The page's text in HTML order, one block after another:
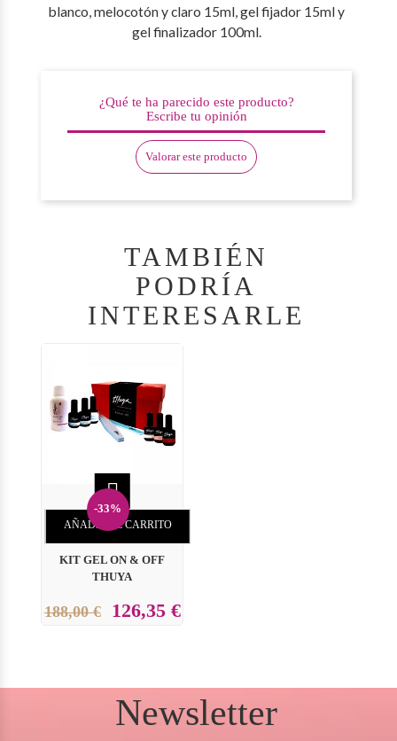
blanco, melocotón y claro 15ml, gel fijador 15ml y
gel finalizador 100ml.
¿Qué te ha parecido este producto?
Escribe tu opinión
Valorar este producto
TAMBIÉN
PODRÍA
INTERESARLE
-33%

AÑADIR AL CARRITO
KIT GEL ON & OFF
THUYA
188,00 € 126,35 €
Newsletter